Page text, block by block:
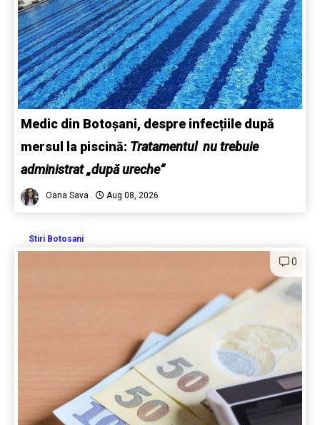
Medic din Botoșani, despre infecțiile după
mersul la piscină: Tratamentul nu trebuie
administrat „după ureche”
Oana Sava Aug 08, 2026
Stiri Botosani
0